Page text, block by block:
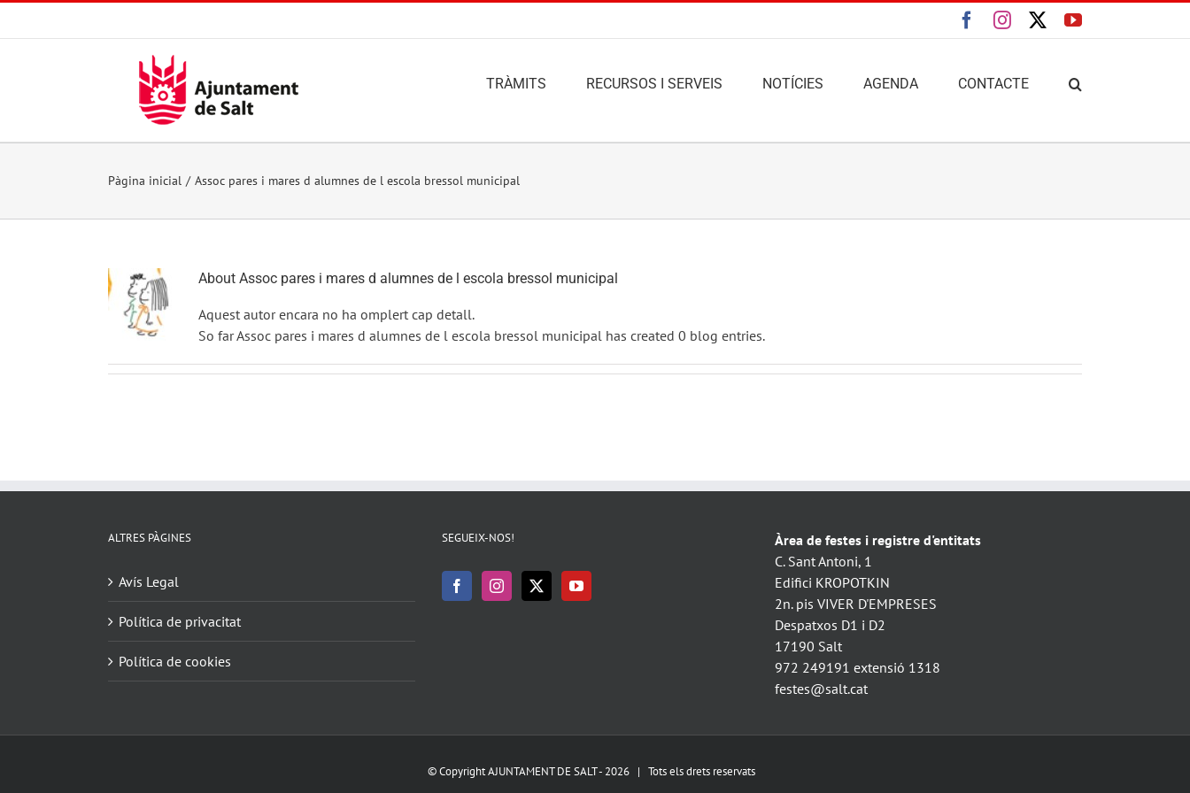
Facebook
InstagramYouTube
TRÀMITS RECURSOS I SERVEIS NOTÍCIES AGENDA CONTACTE
Pàgina inicial Assoc pares i mares d alumnes de l escola bressol municipal
About Assoc pares i mares d alumnes de l escola bressol municipal
Aquest autor encara no ha omplert cap detall.
So far Assoc pares i mares d alumnes de l escola bressol municipal has created 0 blog entries.
ALTRES PÀGINES
Avís Legal
Política de privacitat
Política de cookies
SEGUEIX-NOS!
Àrea de festes i registre d'entitats
C. Sant Antoni, 1
Edifici KROPOTKIN
2n. pis VIVER D'EMPRESES
Despatxos D1 i D2
17190 Salt
972 249191 extensió 1318
festes@salt.cat
© Copyright AJUNTAMENT DE SALT - 2026 | Tots els drets reservats